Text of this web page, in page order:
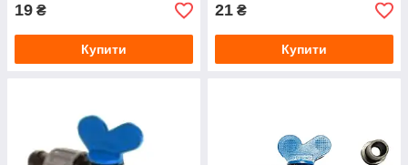
19 ₴
Купити
21 ₴
Купити